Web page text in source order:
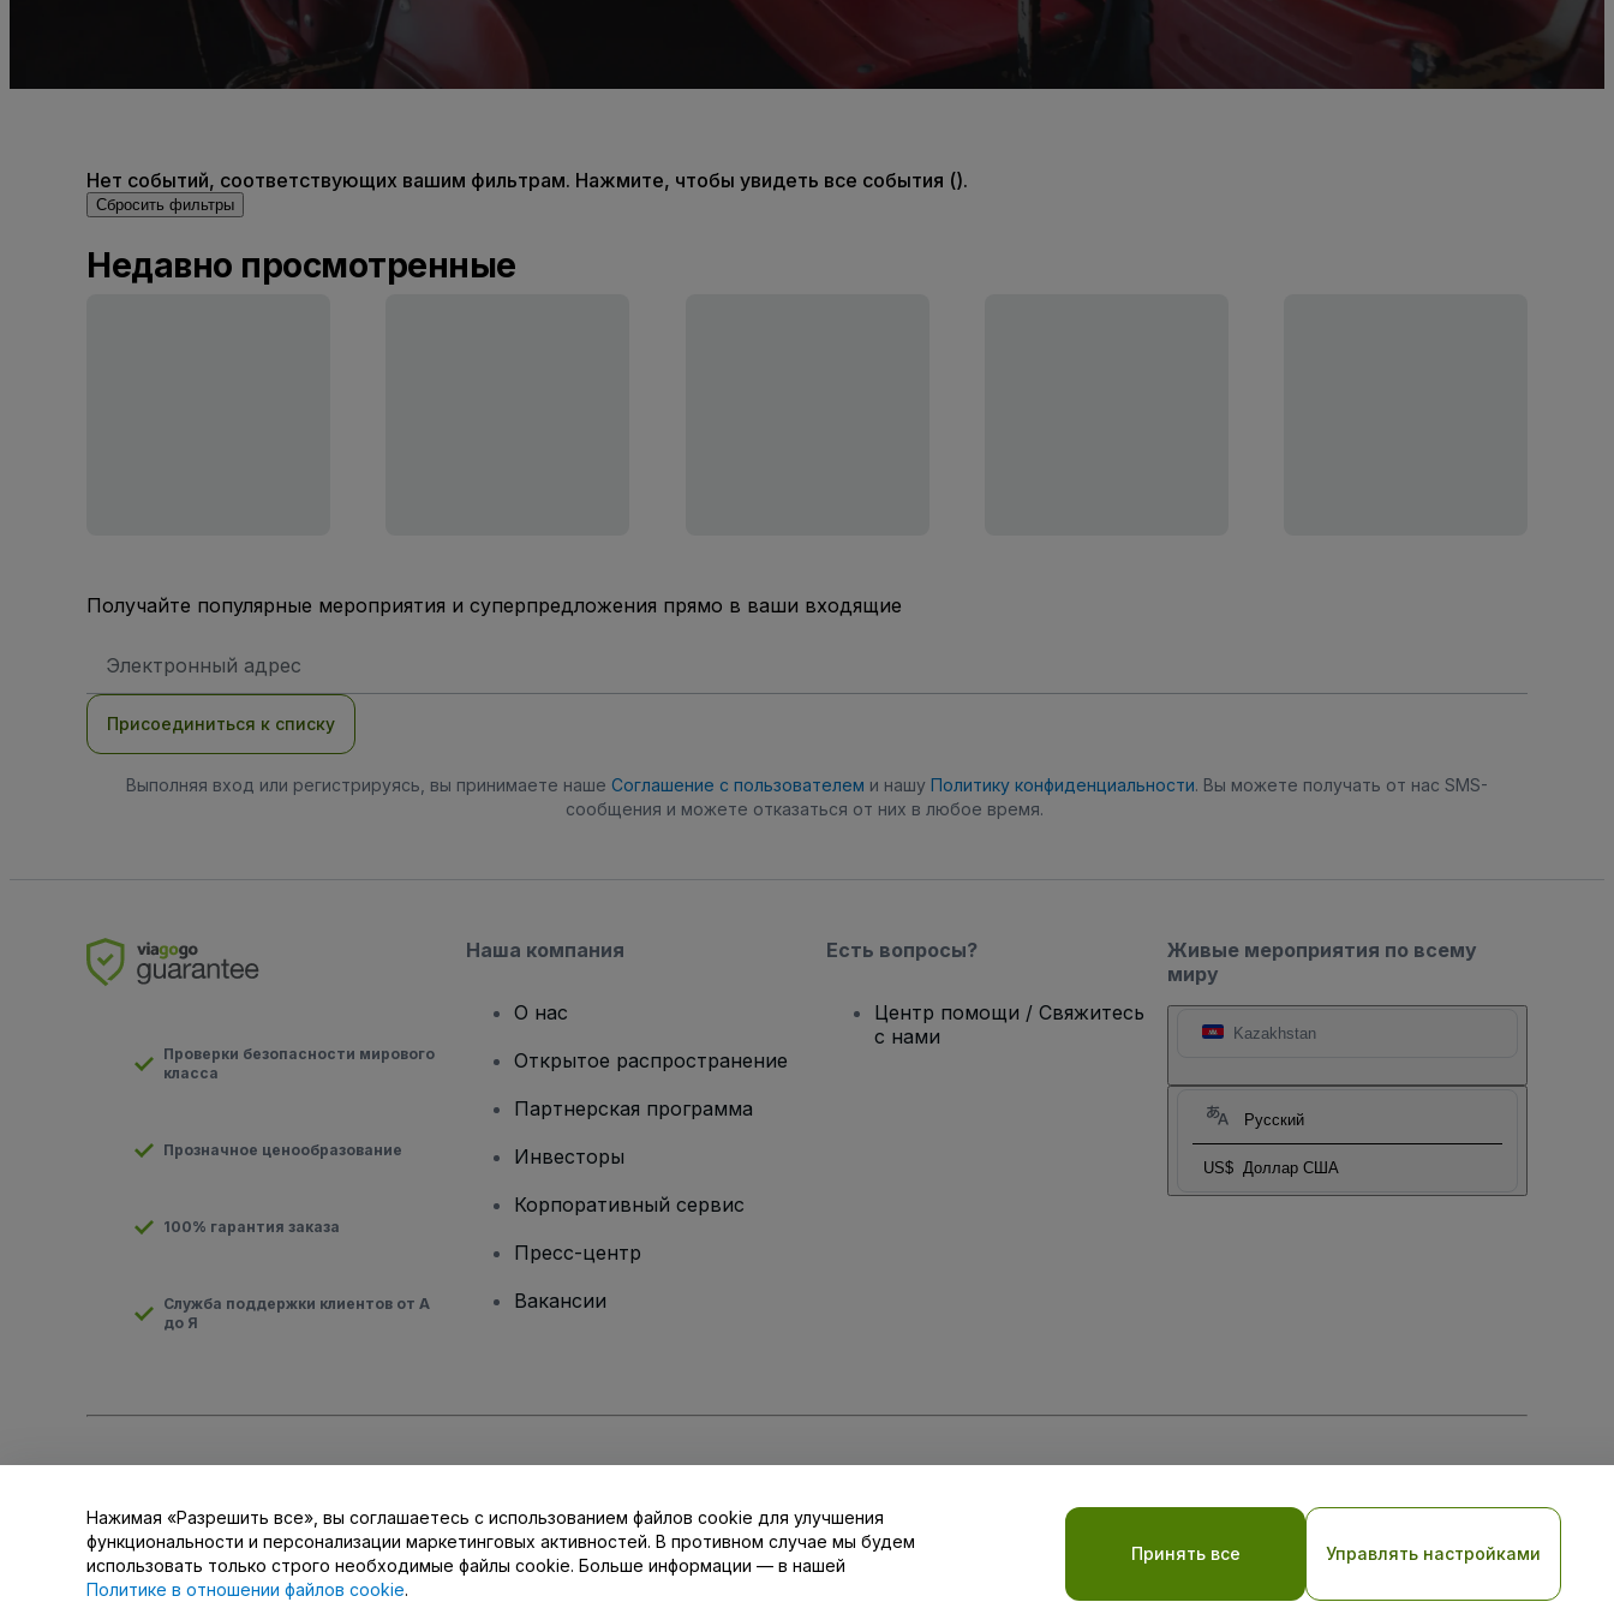
Нет событий, соответствующих вашим фильтрам. Нажмите, чтобы увидеть все события ().
Сбросить фильтры
Недавно просмотренные
Получайте популярные мероприятия и суперпредложения прямо в ваши входящие
электронной
Присоединиться к списку
Выполняя вход или регистрируясь, вы принимаете наше Соглашение с пользователем и нашу Политику конфиденциальности. Вы можете получать от нас SMS-
сообщения и можете отказаться от них в любое время.
Живые мероприятия по всему
миру
Kazakhstan
Русский
US$ Доллар США
Проверки безопасности мирового
класса
Прозначное ценообразование
100% гарантия заказа
Служба поддержки клиентов от А
до Я
Наша компания
О нас
Открытое распространение
Партнерская программа
Инвесторы
Корпоративный сервис
Пресс-центр
Вакансии
Есть вопросы?
Центр помощи / Свяжитесь
с нами
для мобильных устройств
Не передавайте мою личную информацию третьим лицам/Ваши настройки конфиденциальности
Нажимая «Разрешить все», вы соглашаетесь с использованием файлов cookie для улучшения
функциональности и персонализации маркетинговых активностей. В противном случае мы будем
использовать только строго необходимые файлы cookie. Больше информации — в нашей
Политике в отношении файлов cookie.
Принять все Управлять настройками